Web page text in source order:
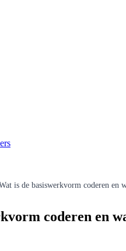
is de basiswerkvorm coderen en
coderen en